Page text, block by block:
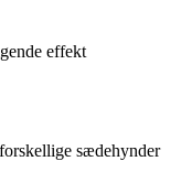
effekt
sædehynder